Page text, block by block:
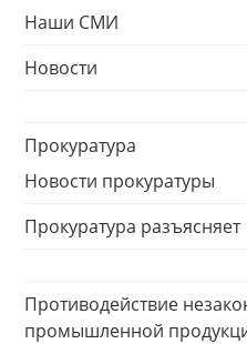
Наши СМИ
Новости
Прокуратура
Новости прокуратуры
Прокуратура разъясняет
Противодействие
промышленной